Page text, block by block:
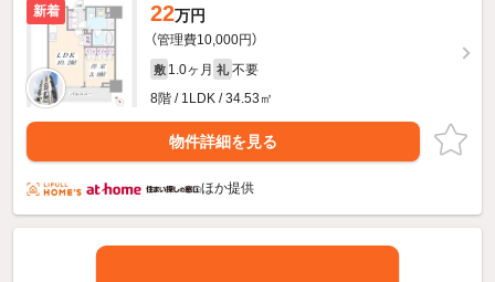
新着 22万円
（管理費10,000円）
敷 1.0ヶ月 礼 不要
8階 / 1LDK / 34.53㎡
物件詳細を見る
ほか提供